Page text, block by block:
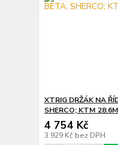
XTRIG DRŽÁK NA
SHERCO; KTM
4 754 Kč
3 929 Kč bez DPH